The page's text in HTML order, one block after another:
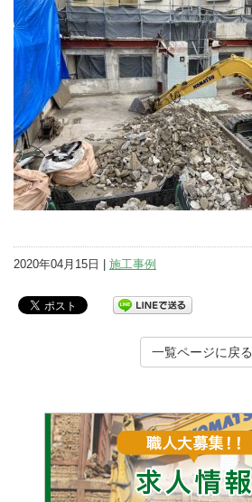
2020年04月15日 | 施工事例
一覧ページに戻る